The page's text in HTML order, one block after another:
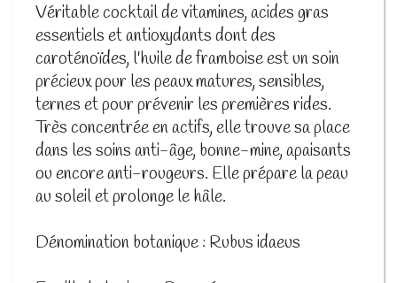
Véritable cocktail de vitamines, acides gras
essentiels et antioxydants dont des
caroténoïdes, l'huile de framboise est un soin
précieux pour les peaux matures, sensibles,
ternes et pour prévenir les premières rides.
Très concentrée en actifs, elle trouve sa place
dans les soins anti-âge, bonne-mine, apaisants
ou encore anti-rougeurs. Elle prépare la peau
au soleil et prolonge le hâle.
Dénomination botanique : Rubus idaeus